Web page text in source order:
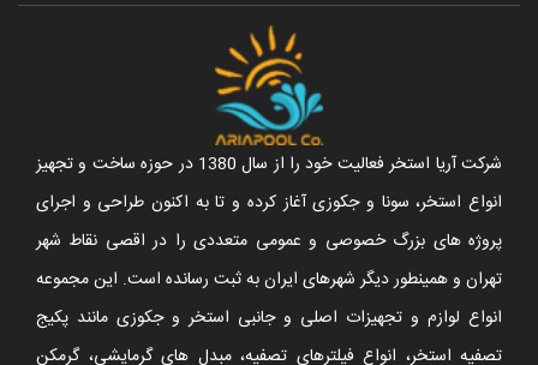
شرکت آریا استخر فعالیت خود را از سال 1380 در حوزه ساخت و تجهیز
انواع استخر، سونا و جکوزی آغاز کرده و تا به اکنون طراحی و اجرای
پروژه های بزرگ خصوصی و عمومی متعددی را در اقصی نقاط شهر
تهران و همینطور دیگر شهرهای ایران به ثبت رسانده است. این مجموعه
انواع لوازم و تجهیزات اصلی و جانبی استخر و جکوزی مانند پکیج
تصفیه استخر، انواع فیلترهای تصفیه، مبدل های گرمایشی، گرمکن